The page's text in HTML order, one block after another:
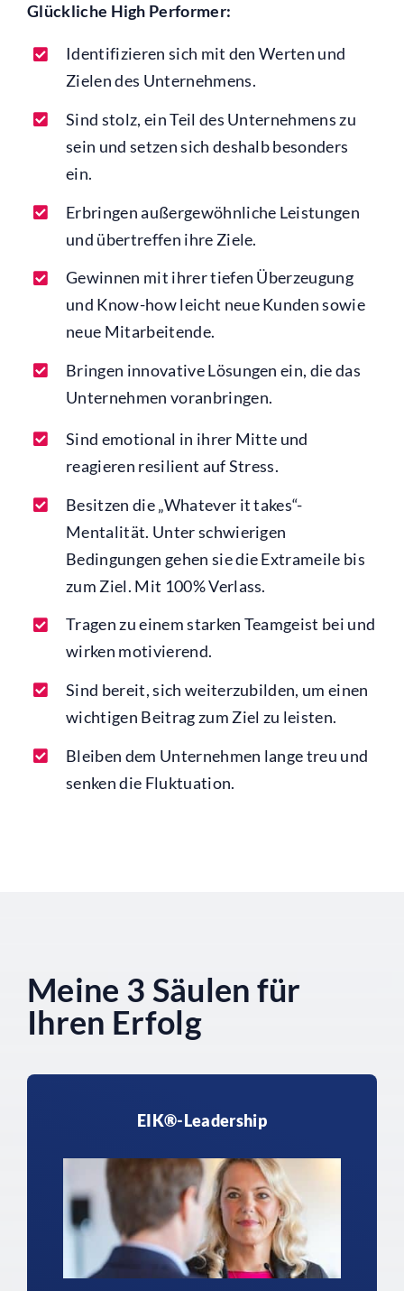
Glückliche High Performer:
Identifizieren sich mit den Werten und
Zielen des Unternehmens.
Sind stolz, ein Teil des Unternehmens zu
sein und setzen sich deshalb besonders
ein.
Erbringen außergewöhnliche Leistungen
und übertreffen ihre Ziele.
Gewinnen mit ihrer tiefen Überzeugung
und Know-how leicht neue Kunden sowie
neue Mitarbeitende.
Bringen innovative Lösungen ein, die das
Unternehmen voranbringen.
Sind emotional in ihrer Mitte und
reagieren resilient auf Stress.
Besitzen die „Whatever it takes“-
Mentalität. Unter schwierigen
Bedingungen gehen sie die Extrameile bis
zum Ziel. Mit 100% Verlass.
Tragen zu einem starken Teamgeist bei und
wirken motivierend.
Sind bereit, sich weiterzubilden, um einen
wichtigen Beitrag zum Ziel zu leisten.
Bleiben dem Unternehmen lange treu und
senken die Fluktuation.
Meine 3 Säulen für
Ihren Erfolg
EIK®-Leadership